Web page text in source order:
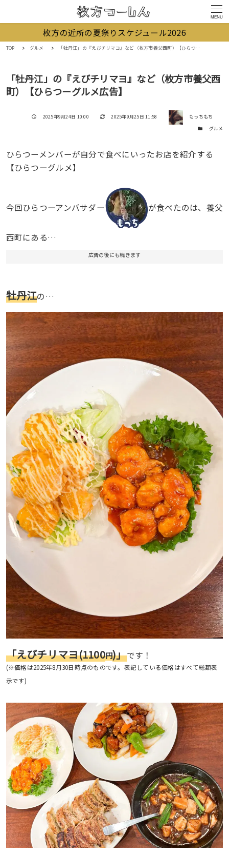
MENU
枚方の近所の夏祭りスケジュール2026
TOP グルメ 「牡丹江」の『えびチリマヨ』など（枚方市養父西町）【ひらつーグルメ広告】
「牡丹江」の『えびチリマヨ』など（枚方市養父西
町）【ひらつーグルメ広告】
投稿日
2025年9月24日 10:00 更新日
2025年9月25日 11:58 著者
もっちもち
カテゴリー
グルメ
ひらつーメンバーが自分で食べにいったお店を紹介する
【ひらつーグルメ】
今回ひらつーアンバサダー が食べたのは、養父
西町にある…
広告の後にも続きます
牡丹江の…
「えびチリマヨ(1100円)」です！
(※価格は2025年8月30日時点のものです。表記している価格はすべて総額表
示です)